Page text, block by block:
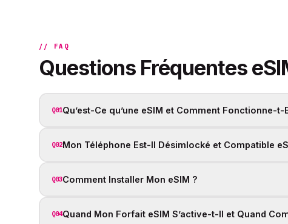
// FAQ
Questions Fréquentes
Q01Qu’est-Ce qu’une eSIM et Comment Fonctionne-t-
Q02Mon Téléphone Est-Il Désimlocké et Compatible
Q03Comment Installer Mon eSIM ?
Q04Quand Mon Forfait eSIM S’active-t-Il et Quand